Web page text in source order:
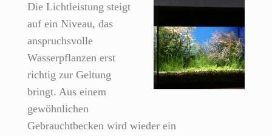
Die Lichtleistung steigt
auf ein Niveau, das
anspruchsvolle
Wasserpflanzen erst
richtig zur Geltung
bringt. Aus einem
gewöhnlichen
Gebrauchtbecken wird wieder ein